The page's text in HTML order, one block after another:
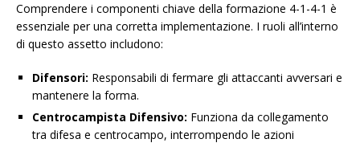
Comprendere i componenti chiave della formazione 4-1-4-1 è
essenziale per una corretta implementazione. I ruoli all’interno
di questo assetto includono:
Difensori: Responsabili di fermare gli attaccanti avversari e
mantenere la forma.
Centrocampista Difensivo: Funziona da collegamento
tra difesa e centrocampo, interrompendo le azioni